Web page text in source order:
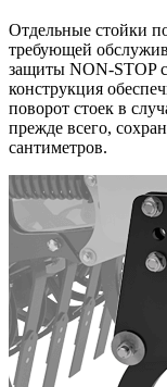
Отдельные стойки
требующей
защиты NON-STOP
конструкция
поворот стоек в
прежде всего,
сантиметров.